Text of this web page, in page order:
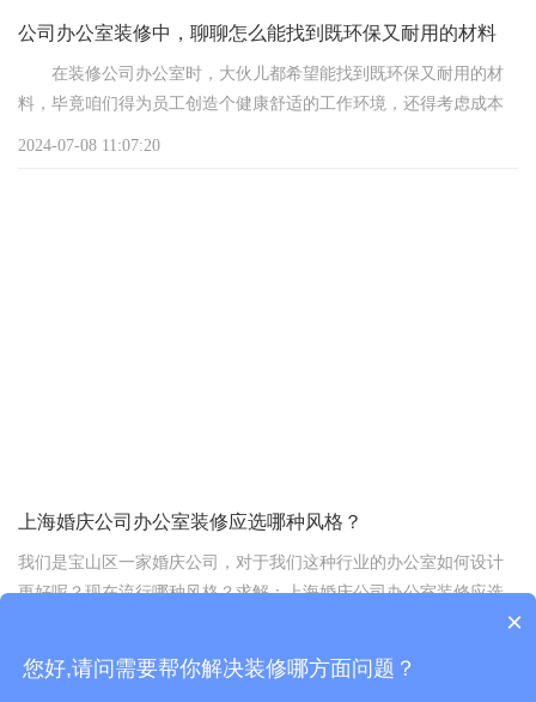
公司办公室装修中，聊聊怎么能找到既环保又耐用的材料
在装修公司办公室时，大伙儿都希望能找到既环保又耐用的材
料，毕竟咱们得为员工创造个健康舒适的工作环境，还得考虑成本
2024-07-08 11:07:20
上海婚庆公司办公室装修应选哪种风格？
我们是宝山区一家婚庆公司，对于我们这种行业的办公室如何设计
更好呢？现在流行哪种风格？求解：上海婚庆公司办公室装修应选
×
您好,请问需要帮你解决装修哪方面问题？